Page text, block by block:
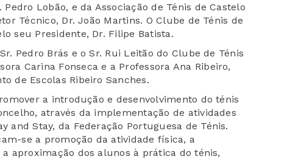
Lobão, e da Associação de Ténis de Castelo
Técnico, Dr. João Martins. O Clube de Ténis de
seu Presidente, Dr. Filipe Batista.
Pedro Brás e o Sr. Rui Leitão do Clube de Ténis
Carina Fonseca e a Professora Ana Ribeiro,
de Escolas Ribeiro Sanches.
a introdução e desenvolvimento do ténis
através da implementação de atividades
and Stay, da Federação Portuguesa de Ténis.
se a promoção da atividade física, a
aproximação dos alunos à prática do ténis,